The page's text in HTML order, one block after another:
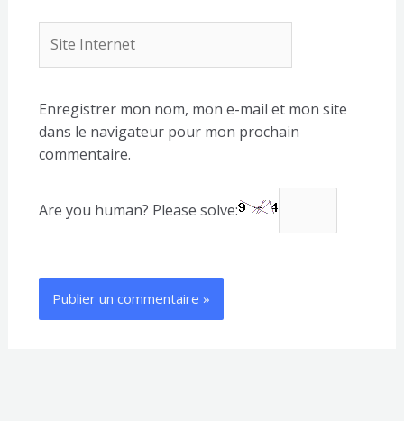
Internet
Enregistrer mon nom, mon e-mail et mon site
dans le navigateur pour mon prochain
commentaire.
Are you human? Please solve: